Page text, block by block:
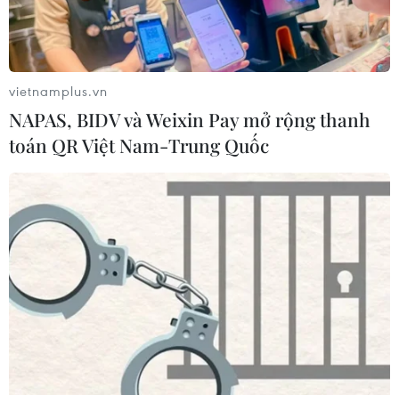
TIN CÙNG CHUYÊN MỤC
Nga thông báo tấn công căn
cứ ngầm của Ukraine
06/08/2026 16:21
Tây Ban Nha: 100 người thiệt mạng
trong vụ vượt biển ồ ạt vào Ceuta
vietnamplus.vn
NAPAS, BIDV và Weixin Pay mở rộng thanh
toán QR Việt Nam-Trung Quốc